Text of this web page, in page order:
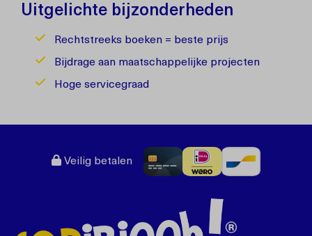
Uitgelichte bijzonderheden
Rechtstreeks boeken = beste prijs
Bijdrage aan maatschappelijke projecten
Hoge servicegraad
Veilig betalen